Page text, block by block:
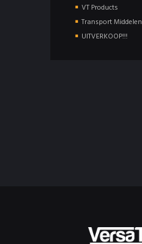
VT Products
Transport Middelen
UITVERKOOP!!!